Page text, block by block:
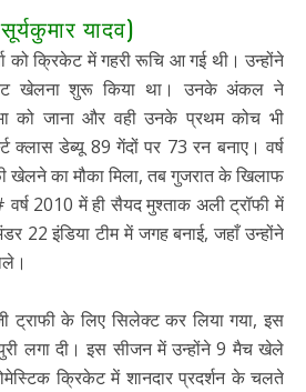
यादव)
को क्रिकेट में गहरी रूचि आ गई थी। उन्होंने
खेलना शुरू किया था। उनके अंकल ने
को जाना और वही उनके प्रथम कोच भी
क्लास डेब्यू 89 गेंदों पर 73 रन बनाए। वर्ष
खेलने का मौका मिला, तब गुजरात के खिलाफ
वर्ष 2010 में ही सैयद मुश्ताक अली ट्रॉफी में
22 इंडिया टीम में जगह बनाई, जहाँ उन्होंने
ट्राफी के लिए सिलेक्ट कर लिया गया, इस
लगा दी। इस सीजन में उन्होंने 9 मैच खेले
क्रिकेट में शानदार प्रदर्शन के चलते